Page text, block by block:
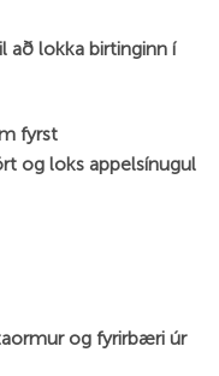
að lokka birtinginn í
fyrst
og loks appelsínugul
og fyrirbæri úr